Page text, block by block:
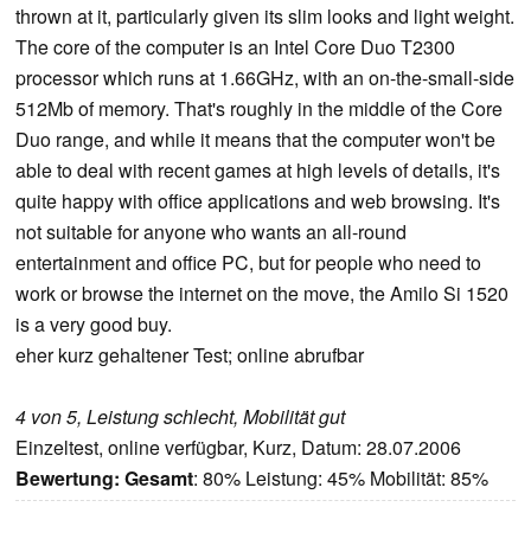
thrown at it, particularly given its slim looks and light weight.
The core of the computer is an Intel Core Duo T2300
processor which runs at 1.66GHz, with an on-the-small-side
512Mb of memory. That's roughly in the middle of the Core
Duo range, and while it means that the computer won't be
able to deal with recent games at high levels of details, it's
quite happy with office applications and web browsing. It's
not suitable for anyone who wants an all-round
entertainment and office PC, but for people who need to
work or browse the internet on the move, the Amilo Si 1520
is a very good buy.
eher kurz gehaltener Test; online abrufbar
4 von 5, Leistung schlecht, Mobilität gut
Einzeltest, online verfügbar, Kurz, Datum: 28.07.2006
Bewertung: Gesamt: 80% Leistung: 45% Mobilität: 85%